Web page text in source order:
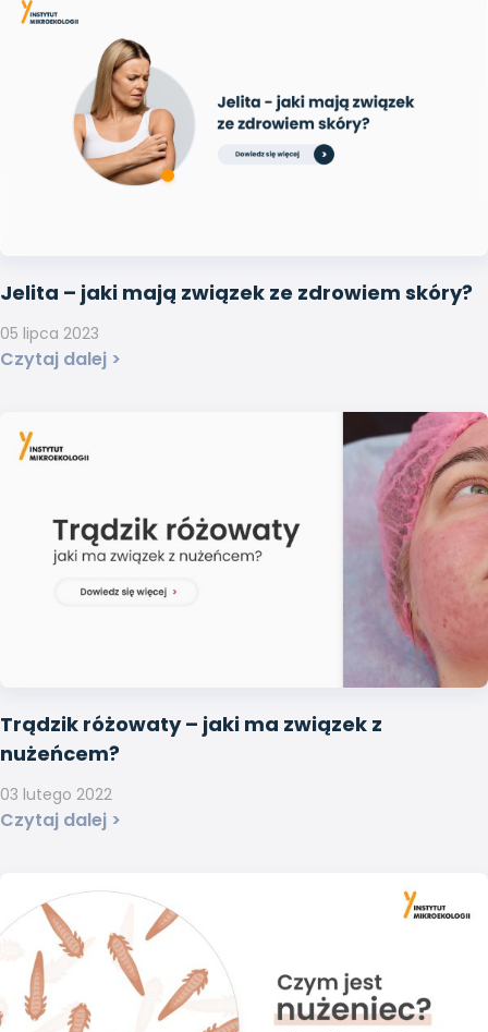
Jelita – jaki mają związek ze zdrowiem skóry?
Czytaj dalej >
05 lipca 2023
Trądzik różowaty – jaki ma związek z
nużeńcem?
Czytaj dalej >
03 lutego 2022